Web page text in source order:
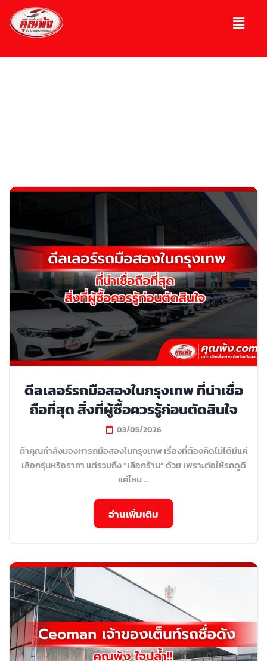
ดีลเลอร์รถมือสองในกรุงเทพ ที่น่าเชื่อ
ถือที่สุด สิ่งที่ผู้ซื้อควรรู้ก่อนตัดสินใจ
03/05/2026
ถ้าคุณกำลังมองหารถมือสองในกรุงเทพ เรื่องที่ต้องคิดไม่ได้มีแค่
เลือกรุ่นหรือราคา แต่รวมถึง “เลือกร้าน” ด้วย เพราะต่อให้รถดูดี
แค่ไหน ...
อ่านเพิ่มเติม